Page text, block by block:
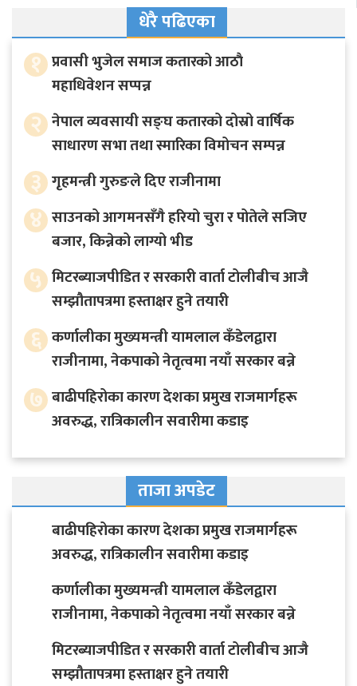
धेरै पढिएका
१ प्रवासी भुजेल समाज कतारको आठाै
महाधिवेशन सप्पन्न
२ नेपाल व्यवसायी सङ्घ कतारको दोस्रो वार्षिक
साधारण सभा तथा स्मारिका विमोचन सम्पन्न
३ गृहमन्त्री गुरुङले दिए राजीनामा
४ साउनको आगमनसँगै हरियो चुरा र पोतेले सजिए
बजार, किन्नेको लाग्यो भीड
५ मिटरब्याजपीडित र सरकारी वार्ता टोलीबीच आजै
सम्झौतापत्रमा हस्ताक्षर हुने तयारी
६ कर्णालीका मुख्यमन्त्री यामलाल कँडेलद्वारा
राजीनामा, नेकपाको नेतृत्वमा नयाँ सरकार बन्ने
७ बाढीपहिरोका कारण देशका प्रमुख राजमार्गहरू
अवरुद्ध, रात्रिकालीन सवारीमा कडाइ
ताजा अपडेट
बाढीपहिरोका कारण देशका प्रमुख राजमार्गहरू
अवरुद्ध, रात्रिकालीन सवारीमा कडाइ
कर्णालीका मुख्यमन्त्री यामलाल कँडेलद्वारा
राजीनामा, नेकपाको नेतृत्वमा नयाँ सरकार बन्ने
मिटरब्याजपीडित र सरकारी वार्ता टोलीबीच आजै
सम्झौतापत्रमा हस्ताक्षर हुने तयारी